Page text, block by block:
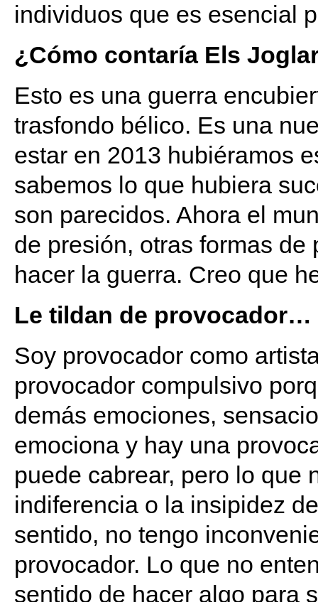
individuos que es esencial
¿Cómo contaría Els
Esto es una guerra
trasfondo bélico. Es una
estar en 2013 hubiéramos
sabemos lo que hubiera
son parecidos. Ahora el
de presión, otras formas
hacer la guerra. Creo que
Le tildan de provocador…
Soy provocador como
provocador compulsivo
demás emociones,
emociona y hay una
puede cabrear, pero lo que
indiferencia o la insipidez
sentido, no tengo
provocador. Lo que no
sentido de hacer algo para